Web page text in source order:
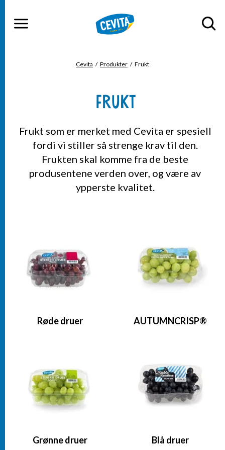
Cevita Produkter Frukt
FRUKT
Frukt som er merket med Cevita er spesiell
fordi vi stiller så strenge krav til den.
Frukten skal komme fra de beste
produsentene verden over, og være av
ypperste kvalitet.
Røde druer AUTUMNCRISP®
Grønne druer Blå druer